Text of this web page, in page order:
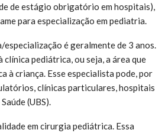
de estágio obrigatório em hospitais),
para especialização em pediatria.
especialização é geralmente de 3 anos.
clínica pediátrica, ou seja, a área que
à criança. Esse especialista pode, por
clínicas particulares, hospitais
(UBS).
em cirurgia pediátrica. Essa